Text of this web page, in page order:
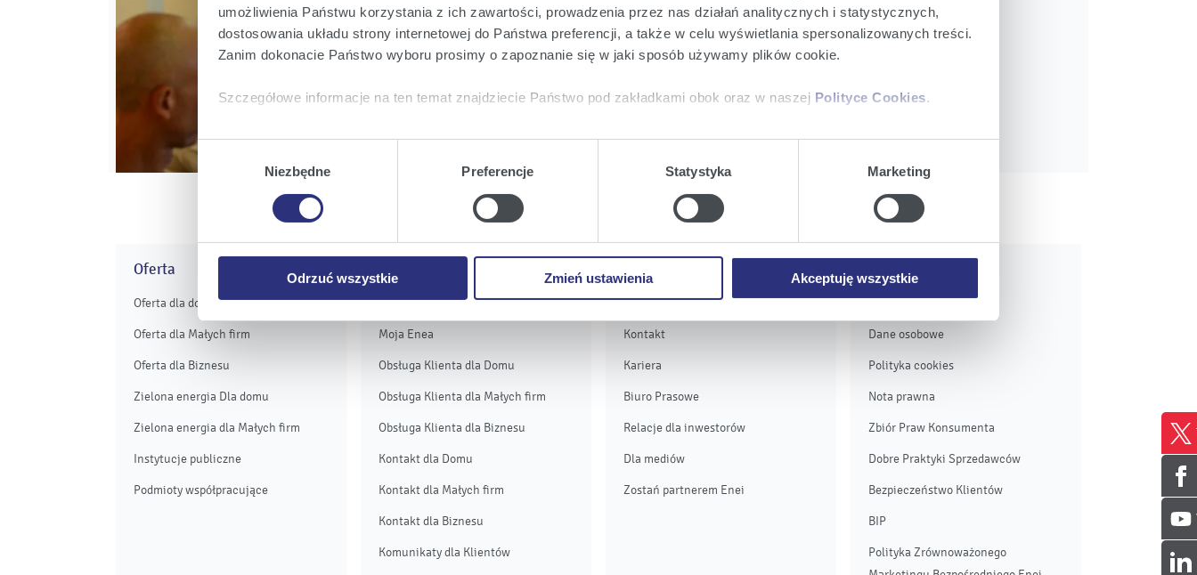
umożliwienia Państwu korzystania z ich zawartości, prowadzenia przez nas działań analitycznych i statystycznych,
dostosowania układu strony internetowej do Państwa preferencji, a także w celu wyświetlania spersonalizowanych treści.
Zanim dokonacie Państwo wyboru prosimy o zapoznanie się w jaki sposób używamy plików cookie.
Szczegółowe informacje na ten temat znajdziecie Państwo pod zakładkami obok oraz w naszej Polityce Cookies.
KlikającAkceptuję wszystkiewyrażają Państwo zgodę na umieszczenie wszystkich rodzajów plików cookie z
Zmień ustawienia
, możecie Państwo wybrać jakie rodzaje plików cookie będziemy umieszczać w Państwa
urządzeniu.
KlikającOdrzuć wszystkie
, odmawiacie Państwo zgody na instalację plików cookie – odmowa ta nie dotyczy jednak
plików cookie niezbędnych do prawidłowego wyświetlania i działania naszych stron internetowych.
Wybór
zgody
Niezbędne Preferencje Statystyka Marketing
Odrzuć wszystkie Zmień ustawienia Akceptuję wszystkie
Pobierz
Oferta
Oferta dla domu
Oferta dla Małych firm
Oferta dla Biznesu
Zielona energia Dla domu
Zielona energia dla Małych firm
Instytucje publiczne
Podmioty współpracujące
Obsługa i kontakt
eBOK
Moja Enea
Obsługa Klienta dla Domu
Obsługa Klienta dla Małych firm
Obsługa Klienta dla Biznesu
Kontakt dla Domu
Kontakt dla Małych firm
Kontakt dla Biznesu
Komunikaty dla Klientów
Grupa Enea
O Grupie
Kontakt
Kariera
Biuro Prasowe
Relacje dla inwestorów
Dla mediów
Zostań partnerem Enei
Pozostałe
Regulamin
Dane osobowe
Polityka cookies
Nota prawna
Zbiór Praw Konsumenta
Dobre Praktyki Sprzedawców
Bezpieczeństwo Klientów
BIP
Polityka Zrównoważonego